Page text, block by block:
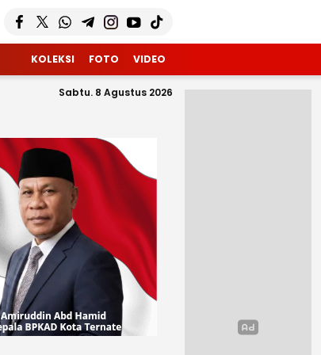
KOLEKSI FOTO VIDEO
Sabtu. 8 Agustus 2026